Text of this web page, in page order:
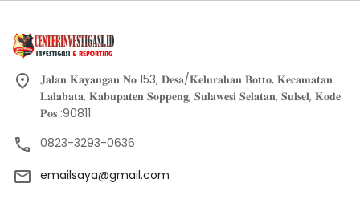
𝐉𝐚𝐥𝐚𝐧 𝐊𝐚𝐲𝐚𝐧𝐠𝐚𝐧 𝐍𝐨 153, 𝐃𝐞𝐬𝐚/𝐊𝐞𝐥𝐮𝐫𝐚𝐡𝐚𝐧 𝐁𝐨𝐭𝐭𝐨, 𝐊𝐞𝐜𝐚𝐦𝐚𝐭𝐚𝐧
𝐋𝐚𝐥𝐚𝐛𝐚𝐭𝐚, 𝐊𝐚𝐛𝐮𝐩𝐚𝐭𝐞𝐧 𝐒𝐨𝐩𝐩𝐞𝐧𝐠, 𝐒𝐮𝐥𝐚𝐰𝐞𝐬𝐢 𝐒𝐞𝐥𝐚𝐭𝐚𝐧, 𝐒𝐮𝐥𝐬𝐞𝐥, 𝐊𝐨𝐝𝐞
𝐏𝐨𝐬 :90811
0823-3293-0636
emailsaya@gmail.com